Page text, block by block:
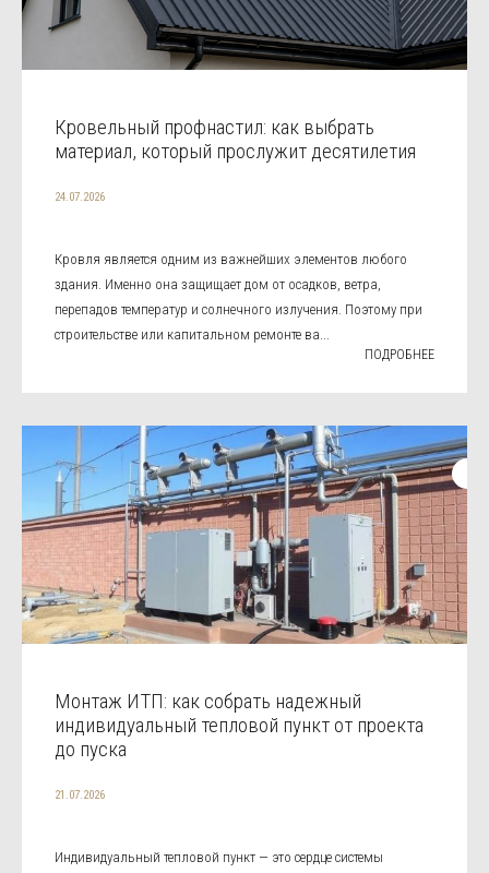
Кровельный профнастил: как выбрать
материал, который прослужит десятилетия
24.07.2026
Кровля является одним из важнейших элементов любого
здания. Именно она защищает дом от осадков, ветра,
перепадов температур и солнечного излучения. Поэтому при
строительстве или капитальном ремонте ва...
ПОДРОБНЕЕ
Монтаж ИТП: как собрать надежный
индивидуальный тепловой пункт от проекта
до пуска
21.07.2026
Индивидуальный тепловой пункт — это сердце системы